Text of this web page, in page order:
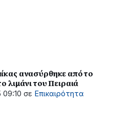
ανασύρθηκε από το
λιμάνι του Πειραιά
σε Επικαιρότητα